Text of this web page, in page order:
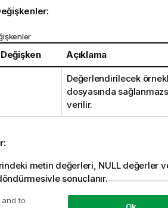
Değişken Açıklama
Değerlendirilecek
dosyasında
verilir.
metin değerleri, NULLdeğerler
sonuçlanır.
to